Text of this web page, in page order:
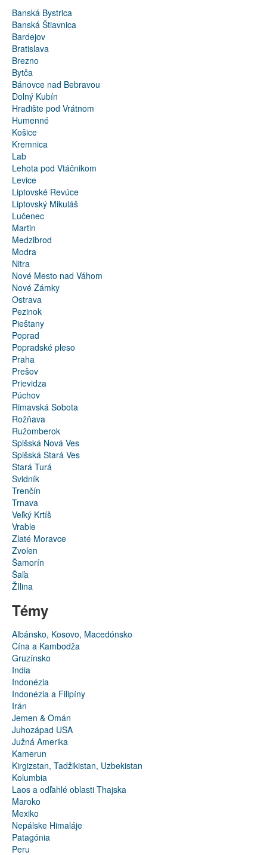
Banská Bystrica
Banská Štiavnica
Bardejov
Bratislava
Brezno
Bytča
Bánovce nad Bebravou
Dolný Kubín
Hradište pod Vrátnom
Humenné
Košice
Kremnica
Lab
Lehota pod Vtáčnikom
Levice
Liptovské Revúce
Liptovský Mikuláš
Lučenec
Martin
Medzibrod
Modra
Nitra
Nové Mesto nad Váhom
Nové Zámky
Ostrava
Pezinok
Pieštany
Poprad
Popradské pleso
Praha
Prešov
Prievidza
Púchov
Rimavská Sobota
Rožňava
Ružomberok
Spišská Nová Ves
Spišská Stará Ves
Stará Turá
Svidník
Trenčín
Trnava
Veľký Krtíš
Vrable
Zlaté Moravce
Zvolen
Šamorín
Šaľa
ŽIlina
Témy
Albánsko, Kosovo, Macedónsko
Čína a Kambodža
Gruzínsko
India
Indonézia
Indonézia a Filipíny
Irán
Jemen & Omán
Juhozápad USA
Južná Amerika
Kamerun
Kirgizstan, Tadžikistan, Uzbekistan
Kolumbia
Laos a odľahlé oblasti Thajska
Maroko
Mexiko
Nepálske Himaláje
Patagónia
Peru